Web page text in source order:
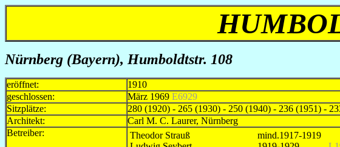
Nürnberg (Bayern), Humboldtstr. 108
eröffnet:
1910
geschlossen:
März 1969 E6929
Sitzplätze:
280 (1920) - 265 (1930) - 250 (1940) - 236 (1951) -
Architekt:
Carl M. C. Laurer, Nürnberg
Betreiber:
Theodor Strauß
mind.1917-1919